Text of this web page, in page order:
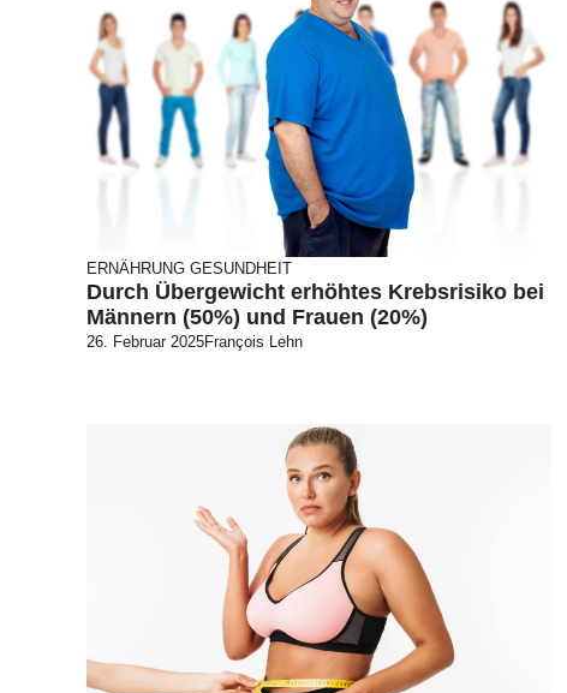
ERNÄHRUNG GESUNDHEIT
Durch Übergewicht erhöhtes Krebsrisiko bei
Männern (50%) und Frauen (20%)
26. Februar 2025François Lehn